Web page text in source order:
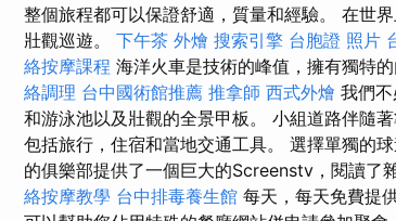
整個旅程都可以保證舒適，質量和經驗。 在世
壯觀巡遊。 下午茶 外燴 搜索引擎 台胞證 照片
絡按摩課程 海洋火車是技術的峰值，擁有獨特
絡調理 台中國術館推薦 推拿師 西式外燴 我們
和游泳池以及壯觀的全景甲板。 小組道路伴隨
包括旅行，住宿和當地交通工具。 選擇單獨的
的俱樂部提供了一個巨大的Screenstv，閱讀了
絡按摩教學 台中排毒養生館 每天，每天免費提